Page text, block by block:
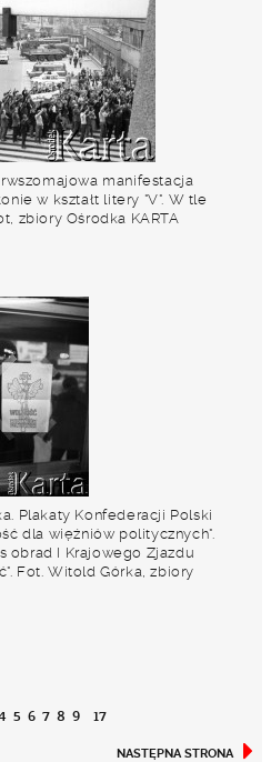
manifestacja
w kształt litery "V". W tle
zbiory Ośrodka KARTA
Plakaty Konfederacji Polski
dla więźniów politycznych".
obrad I Krajowego Zjazdu
Fot. Witold Górka, zbiory
5 6 7 8 9
NASTĘPNA STRONA
17